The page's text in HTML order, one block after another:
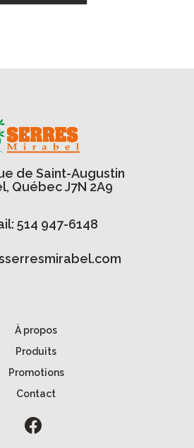
À propos
Produits
Promotions
Contact
de Saint-Augustin
Québec J7N 2A9
514 947-6148